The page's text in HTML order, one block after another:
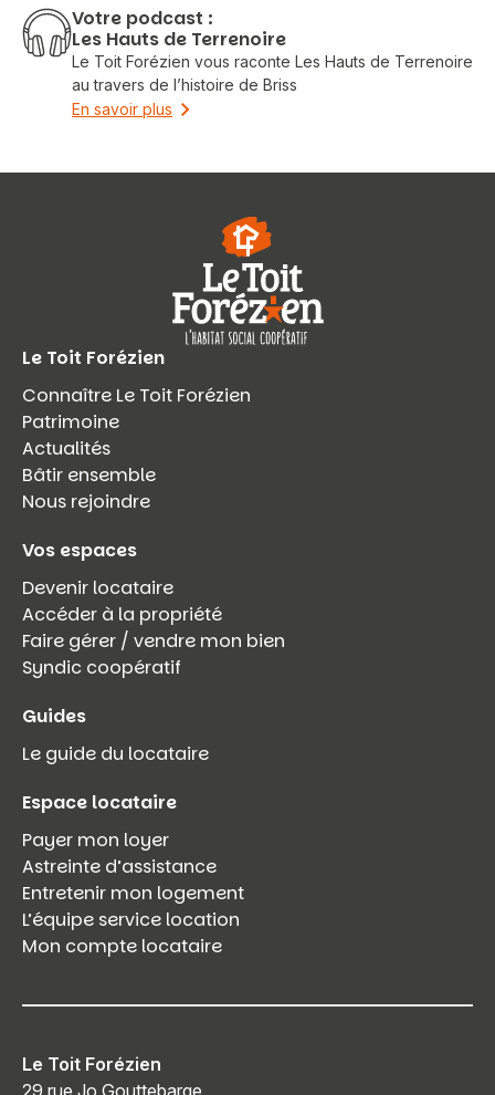
Votre podcast :
Les Hauts de Terrenoire
Le Toit Forézien vous raconte Les Hauts de Terrenoire
au travers de l’histoire de Briss
En savoir plus
Le Toit Forézien
Connaître Le Toit Forézien
Patrimoine
Actualités
Bâtir ensemble
Nous rejoindre
Vos espaces
Devenir locataire
Accéder à la propriété
Faire gérer / vendre mon bien
Syndic coopératif
Guides
Le guide du locataire
Espace locataire
Payer mon loyer
Astreinte d’assistance
Entretenir mon logement
L’équipe service location
Mon compte locataire
Le Toit Forézien